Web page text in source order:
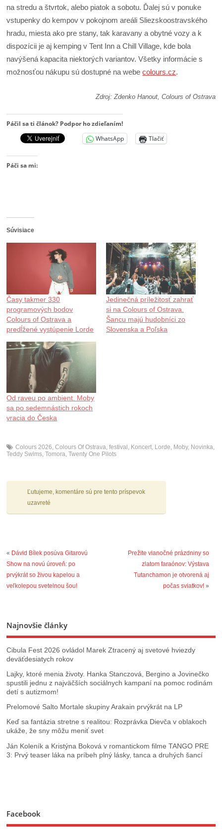
na stredu a štvrtok, alebo piatok a sobotu. Ďalej sú v ponuke
vstupenky do kempov v pokojnom areáli Sliezskoostravského
hradu, miesta ako pre stany, tak karavany a obytné vozy a k
dispozícii je aj kemping v Tent Inn a Chill Village, kde bola
navýšená kapacita niektorých variantov. Všetky informácie s
možnosťou nákupu sú dostupné na webecolours.cz.
Zdroj: Zdenko Hanout, Colours of Ostrava
Páčil sa ti článok? Podpor ho zdieľaním!
WhatsApp
Tlačiť
Páči sa mi:
Súvisiace
Časy takmer 330
programových bodov
Colours of Ostrava a
predĺžené vystúpenie Lorde
Jedinečná príležitosť zahrať
si na Colours of Ostrava.
Šancu majú hudobníci zo
Slovenska a Poľska
Od raveu po ambient. Moby
sa po sedemnástich rokoch
vracia do Česka
Colours 2026 ,Colours Of Ostrava ,festival Koncert Lorde Moby, Novinka
Teddy Swims ,Tomora ,Twenty One Pilots
Ľutujeme, komentáre sú pre tento príspevok
uzavreté
« Dávid Bílek posúva Gitarovú
Show na novú úroveň: po
prvýkrát so živou kapelou a
veľkolepou svetelnou šou!
Prežite vianočné prázdniny so
zlatom faraónov: Výstava
Tutanchamon je otvorená aj
počas sviatkov!»
Najnovšie články
Cibula Fest 2026 ovládol Marek Ztracený aj svetové hviezdy
deväťdesiatych rokov
Lajky, ktoré menia životy. Hanka Stanczová, Bergino a Jovinečko
spustili jednu z najväčších sociálnych kampaní na pomoc rodinám
detí s autizmom!
Prelomové Salto Mortale skupiny Arakain prvýkrát na LP
Keď sa fantázia stretne s realitou: Rozprávka Dievča v oblakoch
ukáže, že sny môžu meniť svet
Ján Koleník a Kristýna Boková v romantickom filme TANGO PRE
3: Prvý teaser láka na príbeh plný lásky, tanca a druhých šancí
Facebook